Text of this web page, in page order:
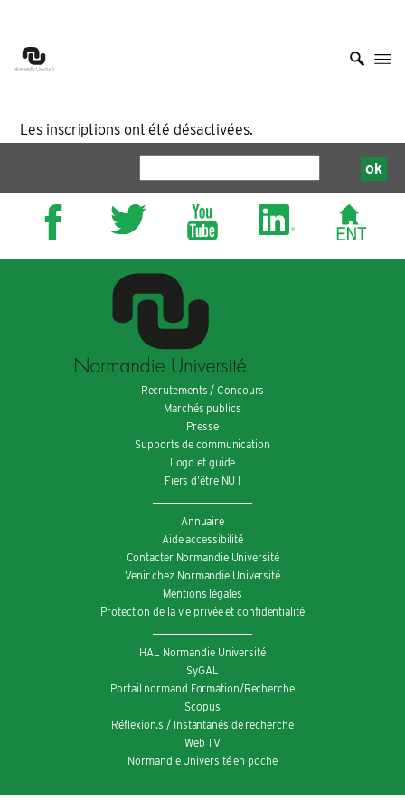
Les inscriptions ont été désactivées.
Recrutements / Concours
Marchés publics
Presse
Supports de communication
Logo et guide
Fiers d’être NU !
Annuaire
Aide accessibilité
Contacter Normandie Université
Venir chez Normandie Université
Mentions légales
Protection de la vie privée et confidentialité
HAL Normandie Université
SyGAL
Portail normand Formation/Recherche
Scopus
Réflexion.s / Instantanés de recherche
Web TV
Normandie Université en poche